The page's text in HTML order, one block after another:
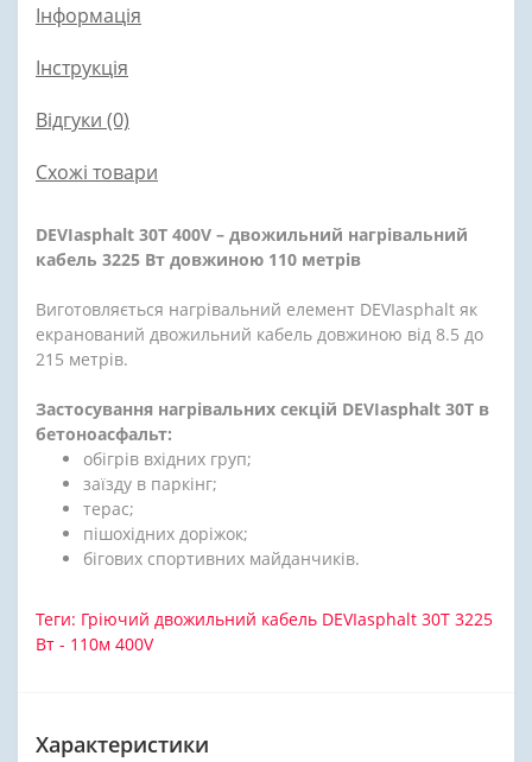
Інформація
Інструкція
Відгуки (0)
Схожі товари
DEVIasphalt 30T 400V – двожильний нагрівальний
кабель 3225 Вт довжиною 110 метрів
Виготовляється нагрівальний елемент DEVIasphalt як
екранований двожильний кабель довжиною від 8.5 до
215 метрів.
Застосування нагрівальних секцій DEVIasphalt 30T в
бетоноасфальт:
обігрів вхідних груп;
заїзду в паркінг;
терас;
пішохідних доріжок;
бігових спортивних майданчиків.
Теги: Гріючий двожильний кабель DEVIasphalt 30T 3225
Вт - 110м 400V
Характеристики